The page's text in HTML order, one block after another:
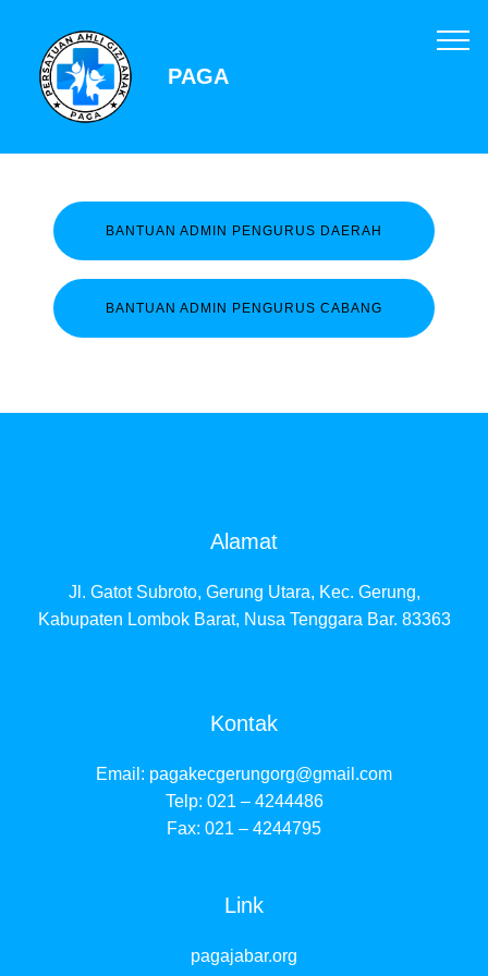
PAGA
BANTUAN ADMIN PENGURUS DAERAH
BANTUAN ADMIN PENGURUS CABANG
Alamat
Jl. Gatot Subroto, Gerung Utara, Kec. Gerung,
Kabupaten Lombok Barat, Nusa Tenggara Bar. 83363
Kontak
Email: pagakecgerungorg@gmail.com
Telp: 021 – 4244486
Fax: 021 – 4244795
Link
pagajabar.org